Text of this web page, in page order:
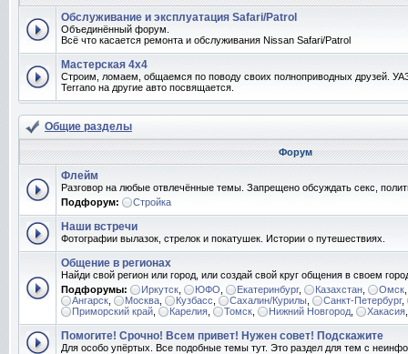
Обслуживание и эксплуатация Safari/Patrol
Объединённый форум.
Всё что касается ремонта и обслуживания Nissan Safari/Patrol
Мастерская 4x4
Строим, ломаем, общаемся по поводу своих полноприводных друзей.
Terrano на другие авто посвящается.
Общие разделы
Форум
Флейм
Разговор на любые отвлечённые темы. Запрещено обсуждать секс,
Подфорум:
Стройка
Наши встречи
Фотографии вылазок, стрелок и покатушек. Истории о путешествиях.
Общение в регионах
Найди свой регион или город, или создай свой круг общения в своем
Подфорумы:
Иркутск ЮФО Екатеринбург, Казахстан Омск
Ангарск
Москва Кузбасс Сахалин/Курилы Санкт-Петербург,
Приморский край
Карелия Томск Нижний Новгород Хакасия
Помогите! Срочно! Всем привет! Нужен совет! Подскажите
Для особо упёртых. Все подобные темы тут. Это раздел для тем с